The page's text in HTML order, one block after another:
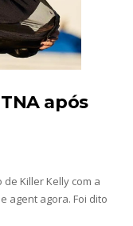
vs. Mr.
2026
após
Killer Kelly com a
agent agora. Foi dito